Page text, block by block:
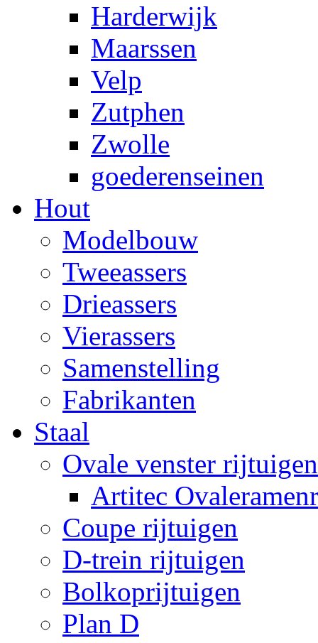
Harderwijk
Maarssen
Velp
Zutphen
Zwolle
goederenseinen
Hout
Modelbouw
Tweeassers
Drieassers
Vierassers
Samenstelling
Fabrikanten
Staal
Ovale venster rijtuigen
Artitec
Coupe rijtuigen
D-trein rijtuigen
Bolkoprijtuigen
Plan D